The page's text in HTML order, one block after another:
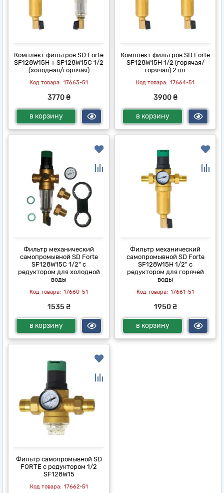
Комплект фильтров SD Forte
SF128W15H + SF128W15C 1/2
(холодная/горячая)
17663-51
3770 ₴
в корзину
Комплект фильтров SD Forte
SF128W15H 1/2 (горячая/
горячая) 2 шт
17664-51
3900 ₴
в корзину
Фильтр механический
самопромывной SD Forte
SF128W15C 1/2" с
редуктором для холодной
воды
17660-51
1535 ₴
в корзину
Фильтр механический
самопромывной SD Forte
SF128W15H 1/2" с
редуктором для горячей
воды
17661-51
1950 ₴
в корзину
Фильтр самопромывной SD
FORTE с редуктором 1/2
SF128W15
17662-51